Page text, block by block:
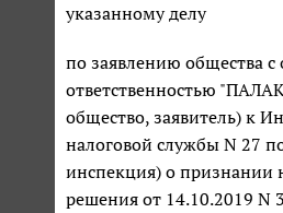
указанному делу
по заявлению общества с
ответственностью
общество, заявитель) к
налоговой службы N 27
инспекция) о признании
решения от 14.10.2019 N